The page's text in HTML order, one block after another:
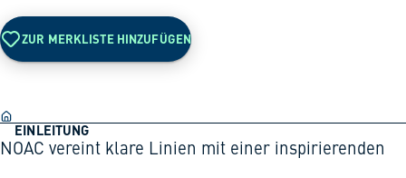
ZUR MERKLISTE HINZUFÜGEN
EINLEITUNG
NOAC vereint klare Linien mit einer inspirierenden